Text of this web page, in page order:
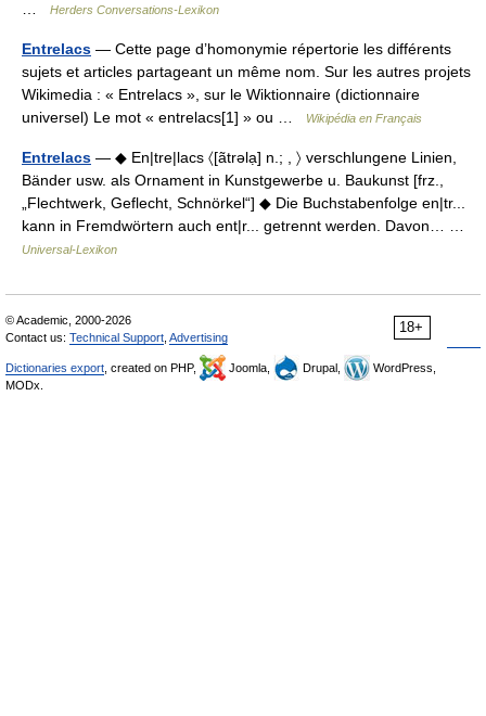
Herders Conversations-Lexikon
Entrelacs — Cette page d’homonymie répertorie les différents
sujets et articles partageant un même nom. Sur les autres projets
Wikimedia : « Entrelacs », sur le Wiktionnaire (dictionnaire
universel) Le mot « entrelacs[1] » ou …
Wikipédia en Français
Entrelacs — ◆ En|tre|lacs 〈[ãtrəlạ] n.; , 〉 verschlungene Linien,
Bänder usw. als Ornament in Kunstgewerbe u. Baukunst [frz.,
„Flechtwerk, Geflecht, Schnörkel“] ◆ Die Buchstabenfolge en|tr...
kann in Fremdwörtern auch ent|r... getrennt werden. Davon… …
Universal-Lexikon
18+
© Academic, 2000-2026
Contact us: Technical Support Advertising
Dictionaries export , created on PHP, Joomla, Drupal,
WordPress,
MODx.